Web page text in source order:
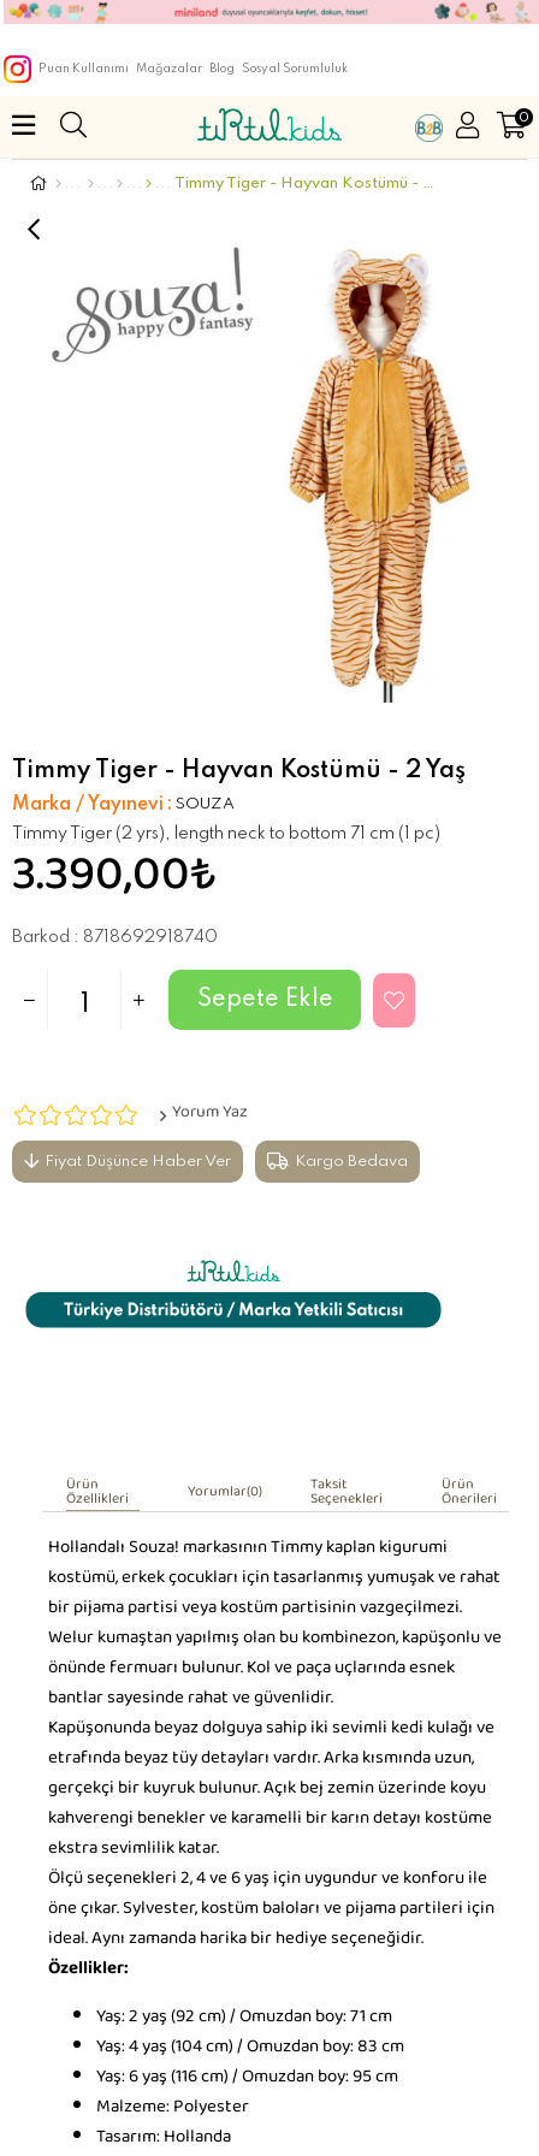
Puan Kullanımı Mağazalar Blog Sosyal Sorumluluk
0
Timmy Tiger - Hayvan Kostümü - 2 Yaş
Timmy Tiger - Hayvan Kostümü - 2 Yaş
Marka / Yayınevi : SOUZA
Timmy Tiger (2 yrs), length neck to bottom 71 cm (1 pc)
3.390,00₺
Barkod : 8718692918740
Yorum Yaz
Fiyat Düşünce Haber Ver Kargo Bedava
Ürün
Özellikleri Yorumlar(0) Taksit
Seçenekleri Ürün
Önerileri
Hollandalı Souza! markasının Timmy kaplan kigurumi
kostümü, erkek çocukları için tasarlanmış yumuşak ve rahat
bir pijama partisi veya kostüm partisinin vazgeçilmezi.
Welur kumaştan yapılmış olan bu kombinezon, kapüşonlu ve
önünde fermuarı bulunur. Kol ve paça uçlarında esnek
bantlar sayesinde rahat ve güvenlidir.
Kapüşonunda beyaz dolguya sahip iki sevimli kedi kulağı ve
etrafında beyaz tüy detayları vardır. Arka kısmında uzun,
gerçekçi bir kuyruk bulunur. Açık bej zemin üzerinde koyu
kahverengi benekler ve karamelli bir karın detayı kostüme
ekstra sevimlilik katar.
Ölçü seçenekleri 2, 4 ve 6 yaş için uygundur ve konforu ile
öne çıkar. Sylvester, kostüm baloları ve pijama partileri için
ideal. Aynı zamanda harika bir hediye seçeneğidir.
Özellikler:
Yaş: 2 yaş (92 cm) / Omuzdan boy: 71 cm
Yaş: 4 yaş (104 cm) / Omuzdan boy: 83 cm
Yaş: 6 yaş (116 cm) / Omuzdan boy: 95 cm
Malzeme: Polyester
Tasarım: Hollanda